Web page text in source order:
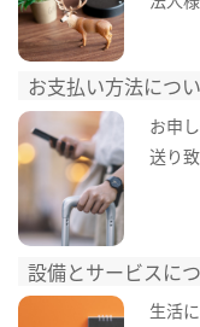
お支払い方法につ
お申
送り致
設備とサービスに
生活